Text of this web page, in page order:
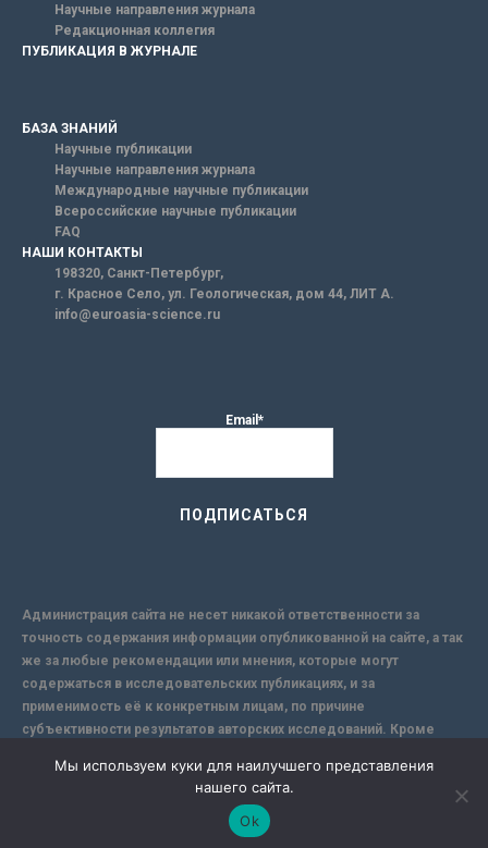
Научные направления журнала
Редакционная коллегия
ПУБЛИКАЦИЯ В ЖУРНАЛЕ
БАЗА ЗНАНИЙ
Научные публикации
Научные направления журнала
Международные научные публикации
Всероссийские научные публикации
FAQ
НАШИ КОНТАКТЫ
198320, Санкт-Петербург,
г. Красное Село, ул. Геологическая, дом 44, ЛИТ А.
info@euroasia-science.ru
Email*
Администрация сайта не несет никакой ответственности за
точность содержания информации опубликованной на сайте, а так
же за любые рекомендации или мнения, которые могут
содержаться в исследовательских публикациях, и за
применимость её к конкретным лицам, по причине
субъективности результатов авторских исследований. Кроме
надежной защиты информации, Сайт не несет ответственности за
Мы используем куки для наилучшего представления
нашего сайта.
Ok